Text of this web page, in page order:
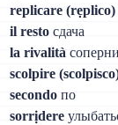
replicare (rẹplico)
il resto сдача
la rivalità
scolpire
secondo по
sorrịdere